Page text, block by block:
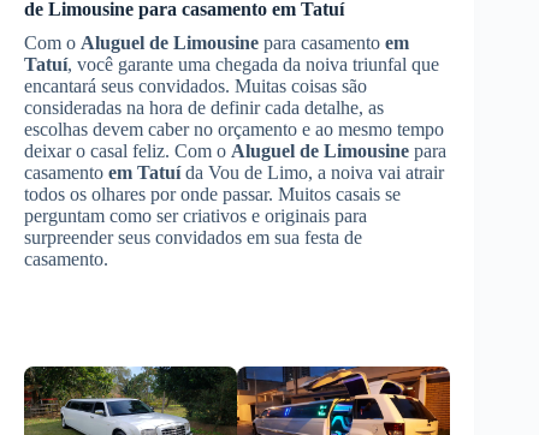
de Limousine para casamento em Tatuí
Com o Aluguel de Limousine para casamento em
Tatuí, você garante uma chegada da noiva triunfal que
encantará seus convidados. Muitas coisas são
consideradas na hora de definir cada detalhe, as
escolhas devem caber no orçamento e ao mesmo tempo
deixar o casal feliz. Com o Aluguel de Limousine para
casamento em Tatuída Vou de Limo, a noiva vai atrair
todos os olhares por onde passar. Muitos casais se
perguntam como ser criativos e originais para
surpreender seus convidados em sua festa de
casamento.